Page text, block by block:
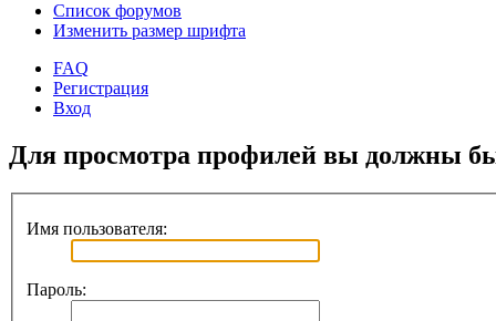
Список форумов
Изменить размер шрифта
FAQ
Регистрация
Вход
Для просмотра профилей вы должны
Имя пользователя:
Пароль: